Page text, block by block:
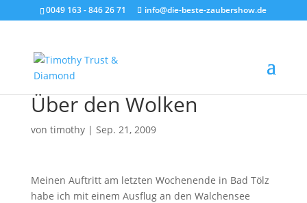
0049 163 - 846 26 71 info@die-beste-zaubershow.de
Über den Wolken
von timothy| Sep. 21, 2009
Meinen Auftritt am letzten Wochenende in Bad Tölz
habe ich mit einem Ausflug an den Walchensee